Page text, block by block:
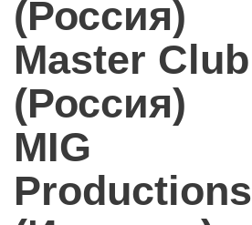
(Россия)
Master Club
(Россия)
MIG
Productions